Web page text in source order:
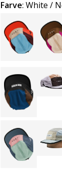
Farve: White /